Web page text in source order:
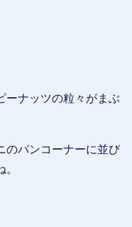
ーナッツの粒々がまぶ
のパンコーナーに並び